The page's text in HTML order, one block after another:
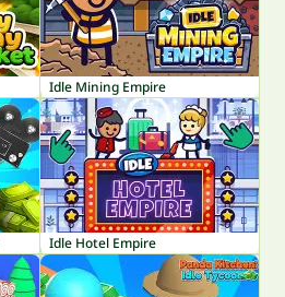
Idle Mining Empire
Idle Hotel Empire